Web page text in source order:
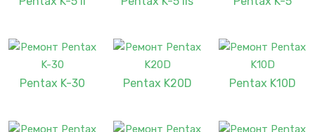
Pentax K-30 Pentax K20D Pentax K10D